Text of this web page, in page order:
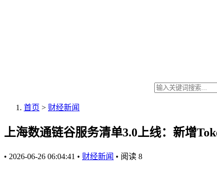
首页 > 财经新闻
上海数通链谷服务清单3.0上线：新增
• 2026-06-26 06:04:41 • 财经新闻 • 阅读 8